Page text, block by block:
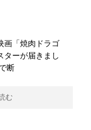
画「焼肉ドラゴ
ターが届きまし
断
む